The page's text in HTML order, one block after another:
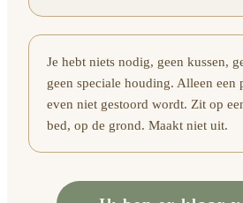
Je hebt niets nodig, geen kussen,
geen speciale houding. Alleen een
even niet gestoord wordt. Zit op
bed, op de grond. Maakt niet uit.